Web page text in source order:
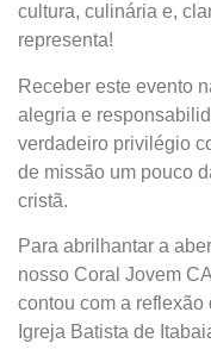
cultura, culinária e,
representa!
Receber este evento
alegria e
verdadeiro privilégio
de missão um pouco
cristã.
Para abrilhantar a
nosso Coral Jovem
contou com a
Igreja Batista de